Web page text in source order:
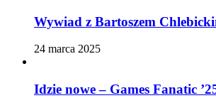
Wywiad z Bartoszem
24 marca 2025
Idzie nowe – Games Fanatic